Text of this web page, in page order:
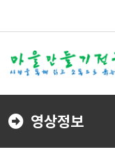
영상정보